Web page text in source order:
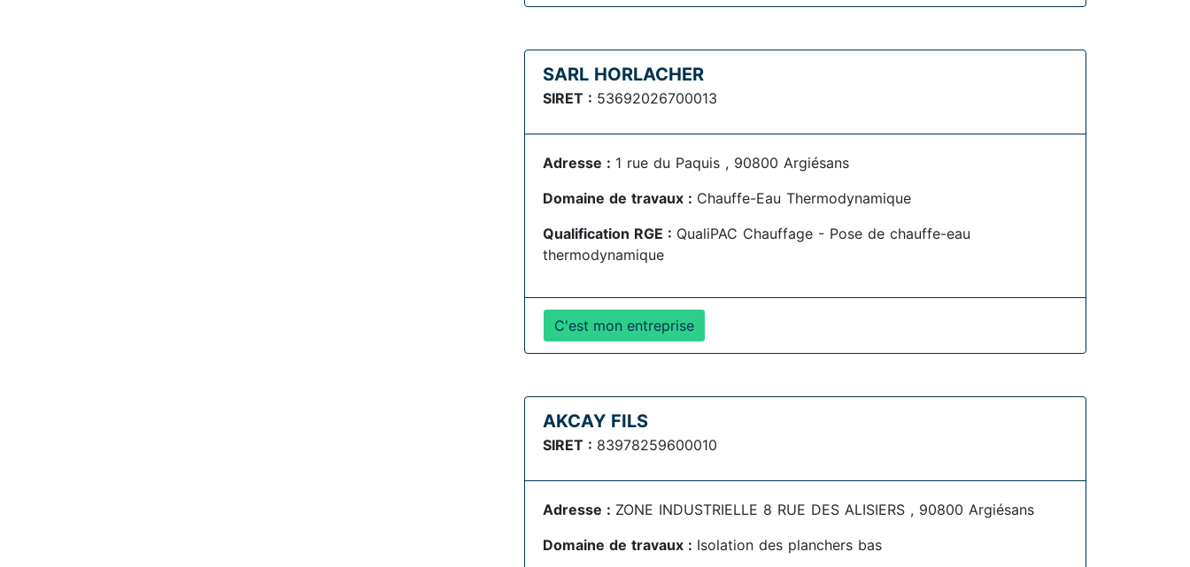
SARL HORLACHER
SIRET : 53692026700013
Adresse : 1 rue du Paquis , 90800 Argiésans
Domaine de travaux : Chauffe-Eau Thermodynamique
Qualification RGE : QualiPAC Chauffage - Pose de chauffe-eau
thermodynamique
C'est mon entreprise
AKCAY FILS
SIRET : 83978259600010
Adresse : ZONE INDUSTRIELLE 8 RUE DES ALISIERS , 90800 Argiésans
Domaine de travaux : Isolation des planchers bas